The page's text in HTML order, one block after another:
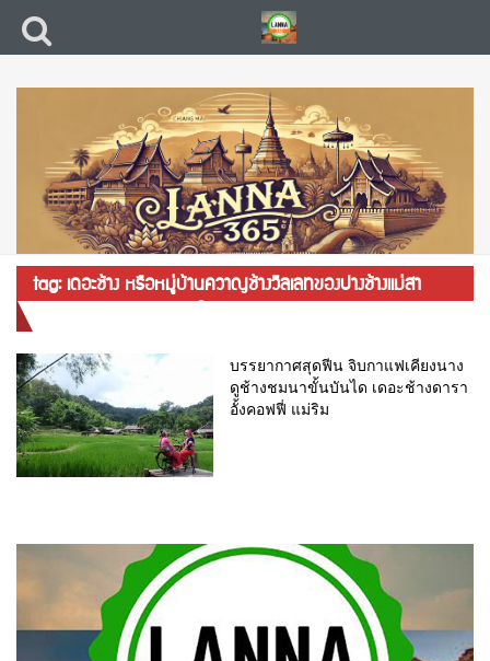
tag: เดอะช้าง หรือหมู่บ้านควาญช้างวิลเลทของปางช้างแม่สา
บรรยากาศสุดฟีน จิบกาแฟเคียงนาง
ดูช้างชมนาขั้นบันได เดอะช้างดารา
อั้งคอฟฟี่ แม่ริม